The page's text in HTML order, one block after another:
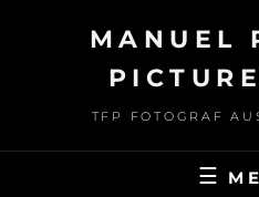
MANUEL
TFP FOTOGRAF